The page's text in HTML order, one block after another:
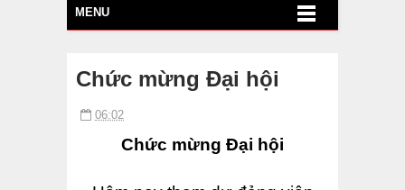
MENU
Chức mừng Đại hội
06:02
Chức mừng Đại hội